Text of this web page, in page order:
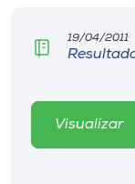
CPA
Biblioteca
19/04/2011
Visualizar